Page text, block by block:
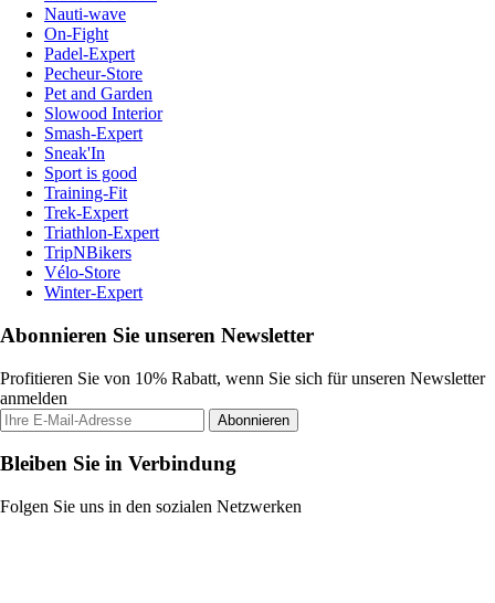
Nauti-wave
On-Fight
Padel-Expert
Pecheur-Store
Pet and Garden
Slowood Interior
Smash-Expert
Sneak'In
Sport is good
Training-Fit
Trek-Expert
Triathlon-Expert
TripNBikers
Vélo-Store
Winter-Expert
Abonnieren Sie unseren Newsletter
Profitieren Sie von 10% Rabatt, wenn Sie sich für unseren Newsletter
anmelden
Abonnieren
Bleiben Sie in Verbindung
Folgen Sie uns in den sozialen Netzwerken